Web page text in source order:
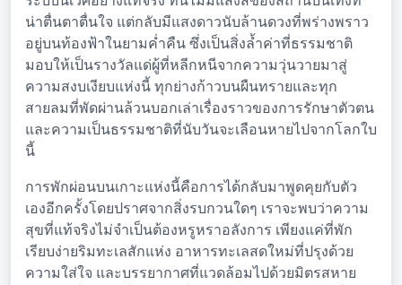
น่าตื่นตาตื่นใจ แต่กลับมีแสงดาวนับล้านดวงที่พร่างพราว
อยู่บนท้องฟ้าในยามค่ำคืน ซึ่งเป็นสิ่งล้ำค่าที่ธรรมชาติ
มอบให้เป็นรางวัลแด่ผู้ที่หลีกหนีจากความวุ่นวายมาสู่
ความสงบเงียบแห่งนี้ ทุกย่างก้าวบนผืนทรายและทุก
สายลมที่พัดผ่านล้วนบอกเล่าเรื่องราวของการรักษาตัวตน
และความเป็นธรรมชาติที่นับวันจะเลือนหายไปจากโลกใบ
นี้
การพักผ่อนบนเกาะแห่งนี้คือการได้กลับมาพูดคุยกับตัว
เองอีกครั้งโดยปราศจากสิ่งรบกวนใดๆ เราจะพบว่าความ
สุขที่แท้จริงไม่จำเป็นต้องหรูหราอลังการ เพียงแค่ที่พัก
เรียบง่ายริมทะเลสักแห่ง อาหารทะเลสดใหม่ที่ปรุงด้วย
ความใส่ใจ และบรรยากาศที่แวดล้อมไปด้วยมิตรสหาย